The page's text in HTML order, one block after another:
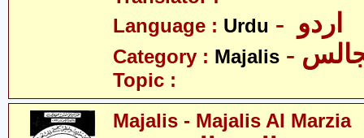
Language : Urdu
Category : Majalis
Topic :
Majalis - Majalis Al Marzia